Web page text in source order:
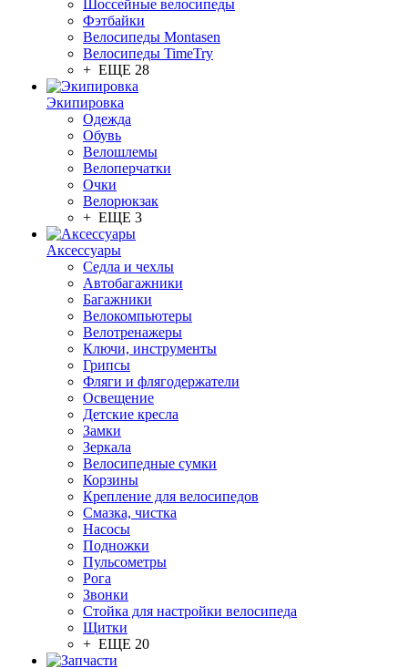
Шоссейные велосипеды
Фэтбайки
Велосипеды Montasen
Велосипеды TimeTry
+ ЕЩЕ 28
Экипировка
Одежда
Обувь
Велошлемы
Велоперчатки
Очки
Велорюкзак
+ ЕЩЕ 3
Аксессуары
Седла и чехлы
Автобагажники
Багажники
Велокомпьютеры
Велотренажеры
Ключи, инструменты
Грипсы
Фляги и флягодержатели
Освещение
Детские кресла
Замки
Зеркала
Велосипедные сумки
Корзины
Крепление для велосипедов
Смазка, чистка
Насосы
Подножки
Пульсометры
Рога
Звонки
Стойка для настройки велосипеда
Щитки
+ ЕЩЕ 20